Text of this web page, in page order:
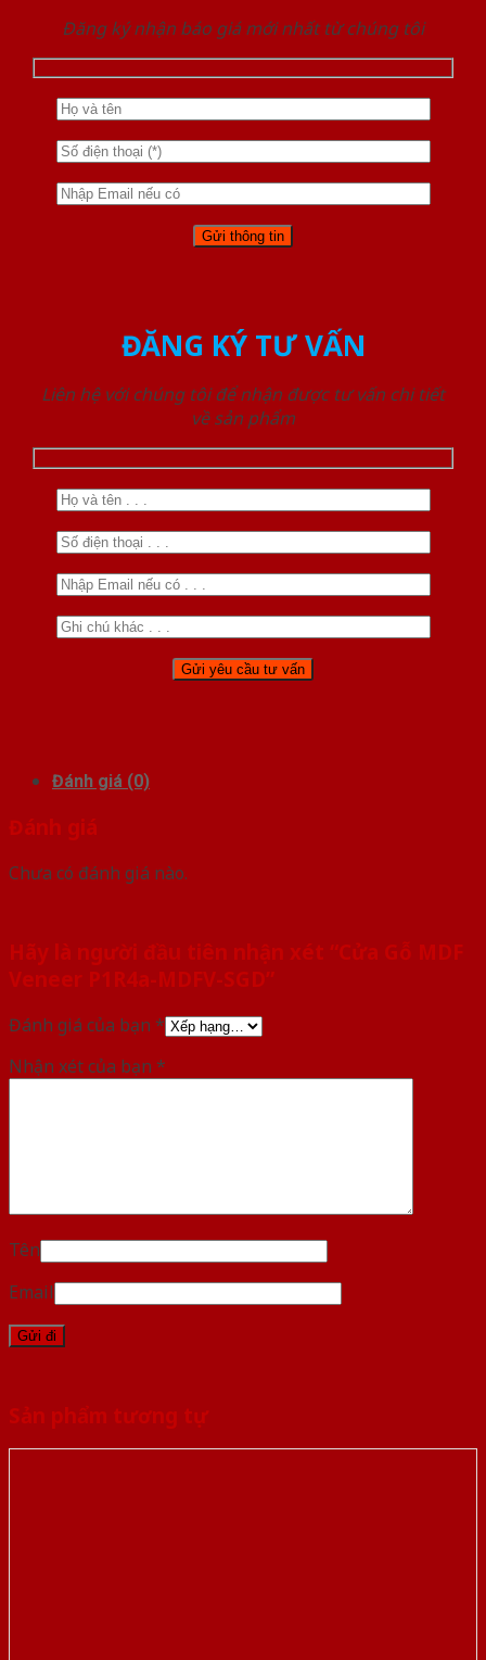
Đăng ký nhận báo giá mới nhất từ chúng tôi
ĐĂNG KÝ TƯ VẤN
Liên hệ với chúng tôi để nhận được tư vấn chi tiết
về sản phẩm
Đánh giá (0)
Đánh giá
Chưa có đánh giá nào.
Hãy là người đầu tiên nhận xét “Cửa Gỗ MDF
Veneer P1R4a-MDFV-SGD”
Đánh giá của bạn *
Nhận xét của bạn *
Tên
Email
Sản phẩm tương tự